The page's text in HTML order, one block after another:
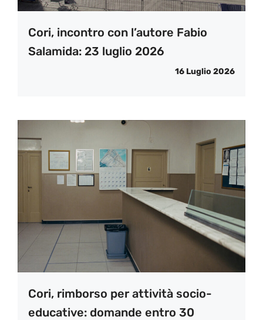
Cori, incontro con l’autore Fabio
Salamida: 23 luglio 2026
16 Luglio 2026
Cori, rimborso per attività socio-
educative: domande entro 30